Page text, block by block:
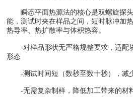
瞬态平面热源法的核心是双螺旋探头
能，测试时夹在样品之间，短时脉冲加
热导率、热扩散率与体积热容。
-对样品形状无严格规整要求，适配
形态
-测试时间短（数秒至数十秒），减
-无需复杂制样，降低加工带来的材